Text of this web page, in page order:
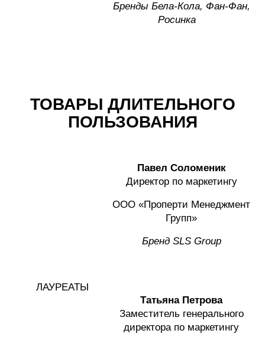
Бренды Бела-Кола, Фан-Фан,
Росинка
ТОВАРЫ ДЛИТЕЛЬНОГО
ПОЛЬЗОВАНИЯ
ЛАУРЕАТЫ
Павел Соломеник
Директор по маркетингу
ООО «Проперти Менеджмент
Групп»
Бренд SLS Group
Татьяна Петрова
Заместитель генерального
директора по маркетингу